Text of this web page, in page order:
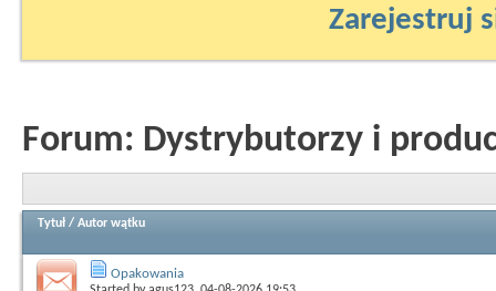
Zarejestruj
Forum: Dystrybutorzy i
Tytuł / Autor wątku
Opakowania